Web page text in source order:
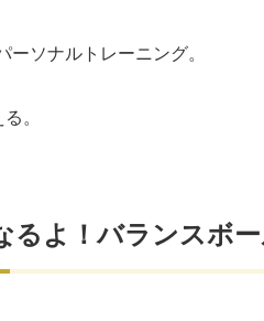
ーソナルトレーニング。
。
るよ！バランスボ